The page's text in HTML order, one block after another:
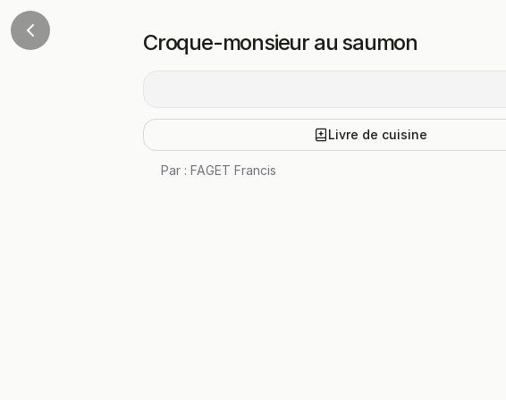
Croque-monsieur au saumon
Livre de cuisine
Par : FAGET Francis